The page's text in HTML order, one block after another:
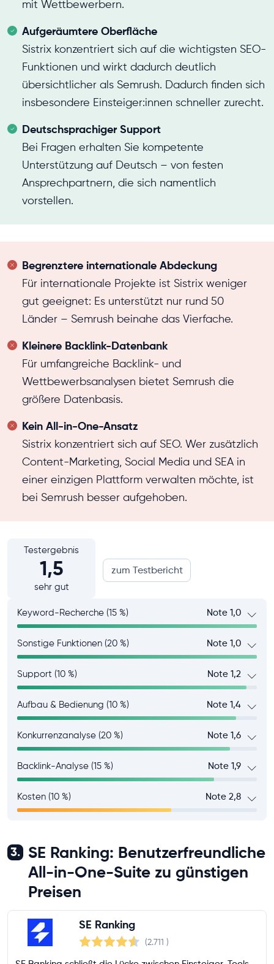
mit Wettbewerbern.
Aufgeräumtere Oberfläche
Sistrix konzentriert sich auf die wichtigsten SEO-
Funktionen und wirkt dadurch deutlich
übersichtlicher als Semrush. Dadurch finden sich
insbesondere Einsteiger:innen schneller zurecht.
Deutschsprachiger Support
Bei Fragen erhalten Sie kompetente
Unterstützung auf Deutsch – von festen
Ansprechpartnern, die sich namentlich
vorstellen.
Begrenztere internationale Abdeckung
Für internationale Projekte ist Sistrix weniger
gut geeignet: Es unterstützt nur rund 50
Länder – Semrush beinahe das Vierfache.
Kleinere Backlink-Datenbank
Für umfangreiche Backlink- und
Wettbewerbsanalysen bietet Semrush die
größere Datenbasis.
Kein All-in-One-Ansatz
Sistrix konzentriert sich auf SEO. Wer zusätzlich
Content-Marketing, Social Media und SEA in
einer einzigen Plattform verwalten möchte, ist
bei Semrush besser aufgehoben.
Testergebnis
1,5
sehr gut
zum Testbericht
Keyword-Recherche (15 %) Note 1,0
Sonstige Funktionen (20 %) Note 1,0
Support (10 %) Note 1,2
Aufbau & Bedienung (10 %) Note 1,4
Konkurrenzanalyse (20 %) Note 1,6
Backlink-Analyse (15 %) Note 1,9
Kosten (10 %) Note 2,8
3.
SE Ranking: Benutzerfreundliche
All-in-One-Suite zu günstigen
Preisen
SE Ranking
(2.711 )